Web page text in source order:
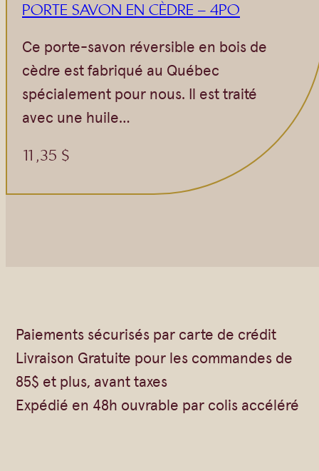
PORTE SAVON EN CÈDRE – 4PO
Ce porte-savon réversible en bois de
cèdre est fabriqué au Québec
spécialement pour nous. Il est traité
avec une huile…
11,35 $
Paiements sécurisés par carte de crédit
Livraison Gratuite pour les commandes de
85$ et plus, avant taxes
Expédié en 48h ouvrable par colis accéléré